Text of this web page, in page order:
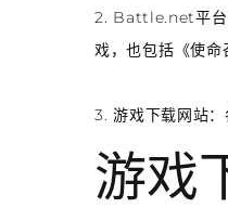
2. Battle.net平台
戏，也包括《使命
3. 游戏下载网站
游戏